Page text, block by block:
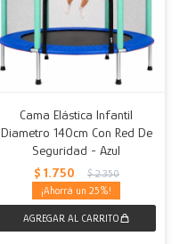
Cama Elástica Infantil
Diametro 140cm Con Red De
Seguridad - Azul
$ 1.750 $ 2.350
25